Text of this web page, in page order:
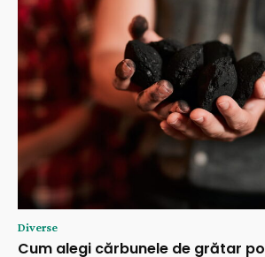
Diverse
Cum alegi cărbunele de grătar